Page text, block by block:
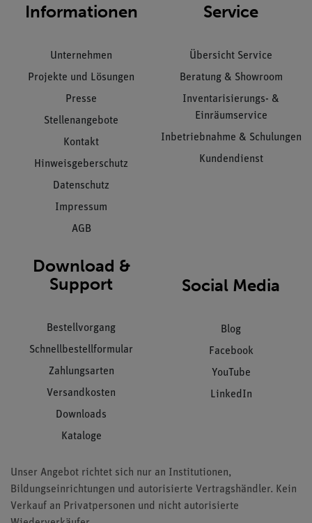
Informationen
Unternehmen
Projekte und Lösungen
Presse
Stellenangebote
Kontakt
Hinweisgeberschutz
Datenschutz
Impressum
AGB
Service
Übersicht Service
Beratung & Showroom
Inventarisierungs- &
Einräumservice
Inbetriebnahme & Schulungen
Kundendienst
Download &
Support
Bestellvorgang
Schnellbestellformular
Zahlungsarten
Versandkosten
Downloads
Kataloge
Social Media
Blog
Facebook
YouTube
LinkedIn
Unser Angebot richtet sich nur an Institutionen,
Bildungseinrichtungen und autorisierte Vertragshändler. Kein
Verkauf an Privatpersonen und nicht autorisierte